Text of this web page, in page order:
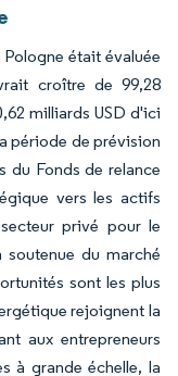
était évaluée
croître de 99,28
milliards USD d'ici
période de prévision
du Fonds de relance
vers les actifs
privé pour le
du marché
sont les plus
rejoignent la
aux entrepreneurs
à grande échelle, la